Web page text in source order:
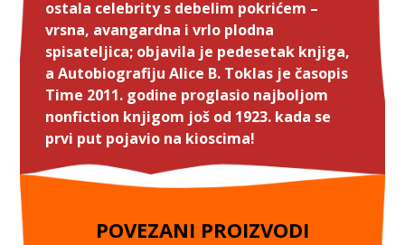
ostala celebrity s debelim pokrićem –
vrsna, avangardna i vrlo plodna
spisateljica; objavila je pedesetak knjiga,
a Autobiografiju Alice B. Toklas je časopis
Time 2011. godine proglasio najboljom
nonfiction knjigom još od 1923. kada se
prvi put pojavio na kioscima!
POVEZANI PROIZVODI